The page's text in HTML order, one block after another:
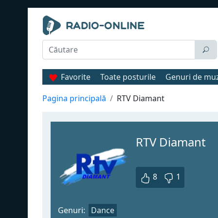
Favorite Toate posturile Genuri de
Pagina principală
RTV Diamant
RTV Diamant
8 1
Genuri: Dance